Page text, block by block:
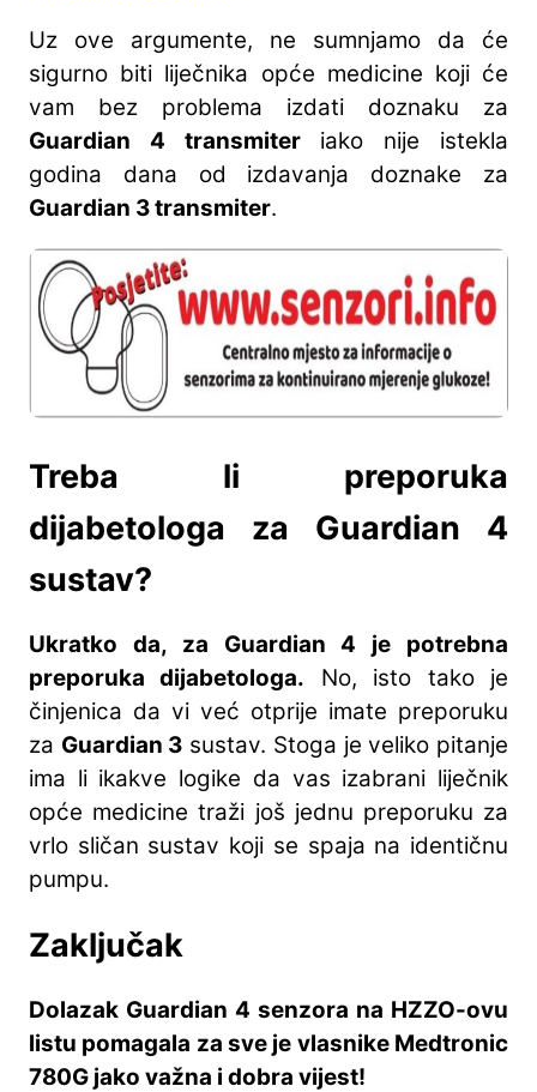
Uz ove argumente, ne sumnjamo da će
sigurno biti liječnika opće medicine koji će
vam bez problema izdati doznaku za
Guardian 4 transmiteriako nije istekla
godina dana od izdavanja doznake za
Guardian 3 transmiter.
Treba li preporuka
dijabetologa za Guardian 4
sustav?
Ukratko da, za Guardian 4 je potrebna
preporuka dijabetologa. No, isto tako je
činjenica da vi već otprije imate preporuku
za Guardian 3 sustav. Stoga je veliko pitanje
ima li ikakve logike da vas izabrani liječnik
opće medicine traži još jednu preporuku za
vrlo sličan sustav koji se spaja na identičnu
pumpu.
Zaključak
Dolazak Guardian 4 senzora na HZZO-ovu
listu pomagala za sve je vlasnike Medtronic
780G jako važna i dobra vijest!